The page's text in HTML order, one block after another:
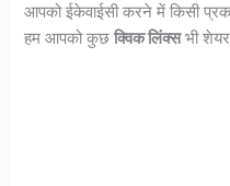
आपको ईकेवाईसी करने में किसी
हम आपको कुछक्विक लिंक्सभी